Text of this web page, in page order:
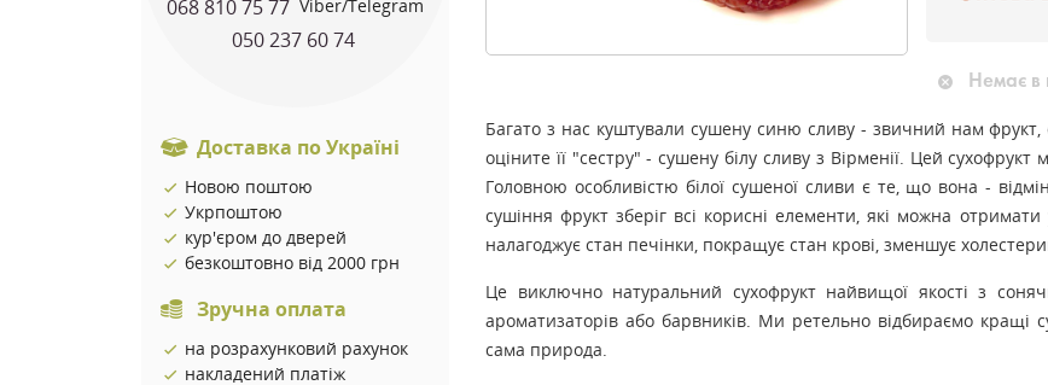
068 810 75 77 Viber/Telegram
050 237 60 74
Доставка по Україні
Новою поштою
Укрпоштою
кур'єром до дверей
безкоштовно від 2000 грн
Зручна оплата
на розрахунковий рахунок
накладений платіж
Немає в
Багато з нас куштували сушену синю сливу - звичний нам
оціните її "сестру" - сушену білу сливу з Вірменії. Цей
Головною особливістю білої сушеної сливи є те, що вона -
сушіння фрукт зберіг всі корисні елементи, які можна
налагоджує стан печінки, покращує стан крові, зменшує
Це виключно натуральний сухофрукт найвищої якості з
ароматизаторів або барвників. Ми ретельно відбираємо
сама природа.